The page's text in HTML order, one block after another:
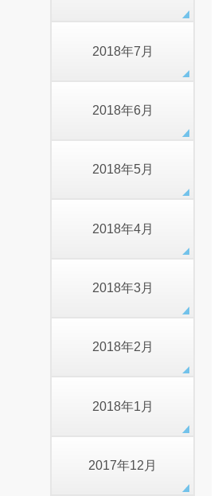
2018年7月
2018年6月
2018年5月
2018年4月
2018年3月
2018年2月
2018年1月
2017年12月